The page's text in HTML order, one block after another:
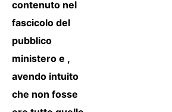
contenuto nel
fascicolo del
pubblico
ministero e ,
avendo intuito
che non fosse